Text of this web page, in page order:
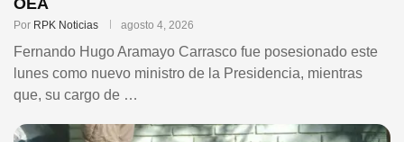
Por RPK Noticias agosto 4, 2026
Fernando Hugo Aramayo Carrasco fue posesionado este
lunes como nuevo ministro de la Presidencia, mientras
que, su cargo de …